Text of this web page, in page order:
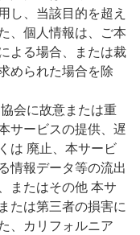
し、当該目的を超え
、個人情報は、ご本
よる場合、または裁
められた場合を除
会に故意または重
サービスの提供、遅
は 廃止、本サービ
情報データ等の流出
またはその他 本サ
たは第三者の損害に
、カリフォルニア